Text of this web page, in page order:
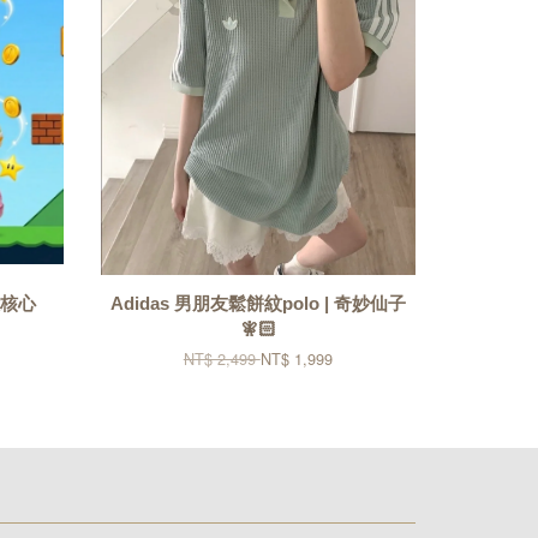
心
Adidas 男朋友鬆餅紋polo | 奇妙仙子
🧚🏻
NT$ 2,499NT$ 1,999